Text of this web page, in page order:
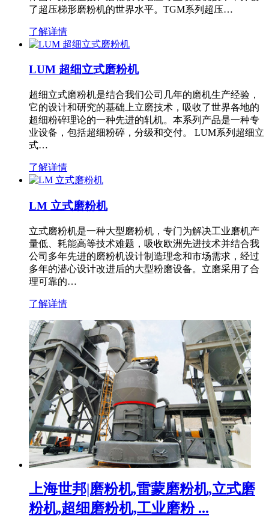
了超压梯形磨粉机的世界水平。TGM系列超压…
了解详情
LUM 超细立式磨粉机
超细立式磨粉机是结合我们公司几年的磨机生产经验，
它的设计和研究的基础上立磨技术，吸收了世界各地的
超细粉碎理论的一种先进的轧机。本系列产品是一种专
业设备，包括超细粉碎，分级和交付。 LUM系列超细立
式…
了解详情
LM 立式磨粉机
立式磨粉机是一种大型磨粉机，专门为解决工业磨机产
量低、耗能高等技术难题，吸收欧洲先进技术并结合我
公司多年先进的磨粉机设计制造理念和市场需求，经过
多年的潜心设计改进后的大型粉磨设备。立磨采用了合
理可靠的…
了解详情
上海世邦|磨粉机,雷蒙磨粉机,立式磨
粉机,超细磨粉机,工业磨粉 ...